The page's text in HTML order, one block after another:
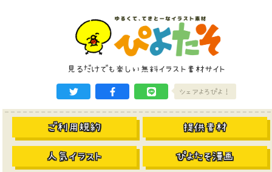
見るだけでも楽しい無料イラスト素材サイト
シェアよろぴよ！
ご利用規約 提供素材
人気イラスト ぴよたそ漫画